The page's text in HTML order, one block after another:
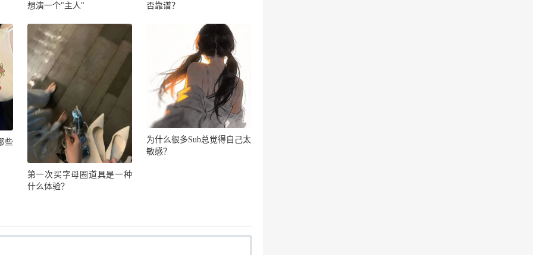
想演一个"主人"
否靠谱？
些
第一次买字母圈道具是一种
什么体验？
为什么很多Sub总觉得自己太
敏感？